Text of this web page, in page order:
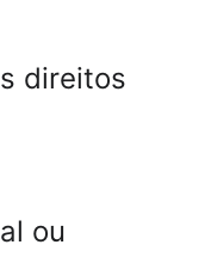
direitos
ou